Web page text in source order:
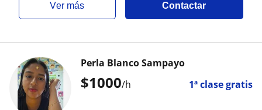
ver más Contactar
$1000/h 1ª clase gratis
Perla Blanco Sampayo